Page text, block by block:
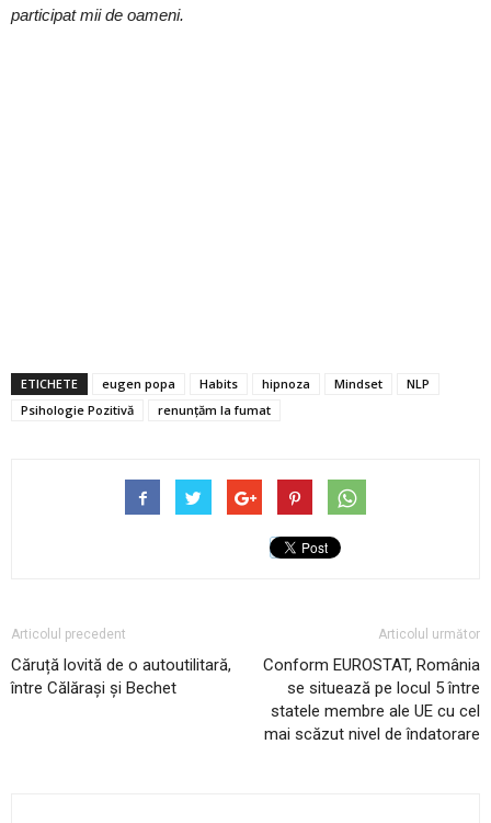
participat mii de oameni.
ETICHETE eugen popa Habits hipnoza Mindset
NLP
Psihologie Pozitivă
renunţăm la fumat
Articolul precedent
Căruță lovită de o autoutilitară,
între Călărași și Bechet
Articolul următor
Conform EUROSTAT, România
se situează pe locul 5 între
statele membre ale UE cu cel
mai scăzut nivel de îndatorare